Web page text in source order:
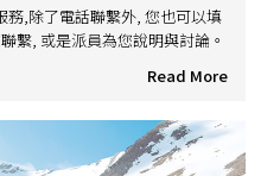
務,除了電話聯繫外, 您也可以填
繫, 或是派員為您說明與討論。
Read More